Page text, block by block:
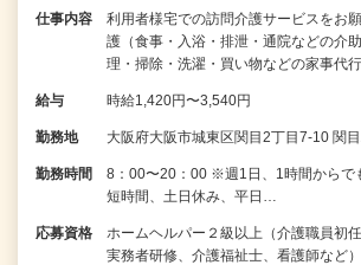
仕事内容
利用者様宅での訪問介護サービスをお
護（食事・入浴・排泄・通院などの介
理・掃除・洗濯・買い物などの家事代
給与 時給1,420円〜3,540円
勤務地 大阪府大阪市城東区関目2丁目7-10 関
勤務時間
8：00〜20：00 ※週1日、1時間からで
短時間、土日休み、平日…
応募資格
ホームヘルパー２級以上（介護職員初
実務者研修、介護福祉士、看護師など